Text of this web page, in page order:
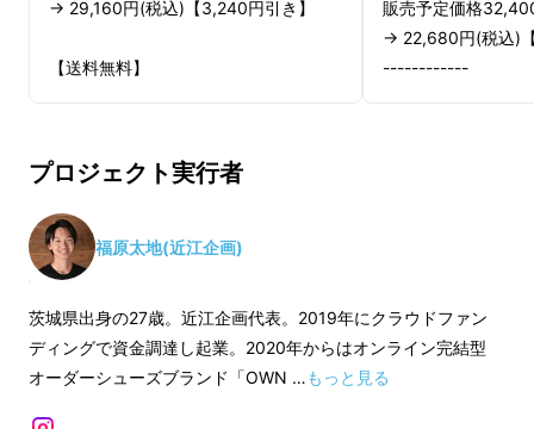
→ 29,160円(税込)【3,240円引き】
【送料無料】
より目標金額を達成し量産をかけられ
た場合の価格になります。
※製品の品質向上のためデザイン・仕
様が一部変更になる可能性もございま
す。
販売予定価格
→ 22,680円(税込)
------------
プロジェクト実行者
福原太地(近江企画)
茨城県出身の27歳。近江企画代表。2019年にクラウドファン
ディングで資金調達し起業。2020年からはオンライン完結型
オーダーシューズブランド「OWN …もっと見る